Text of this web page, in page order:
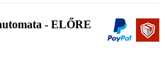
- ELŐRE